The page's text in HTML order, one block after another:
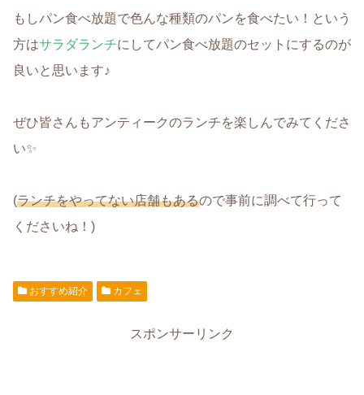
もしパン食べ放題で色んな種類のパンを食べたい！という
方はサラダランチにしてパン食べ放題のセットにするのが
良いと思います♪
ぜひ皆さんもアンティークのランチを楽しんでみてくださ
い✨
(ランチをやってない店舗もあるので事前に調べて行って
くださいね！)
おすすめ紹介 カフェ
スポンサーリンク